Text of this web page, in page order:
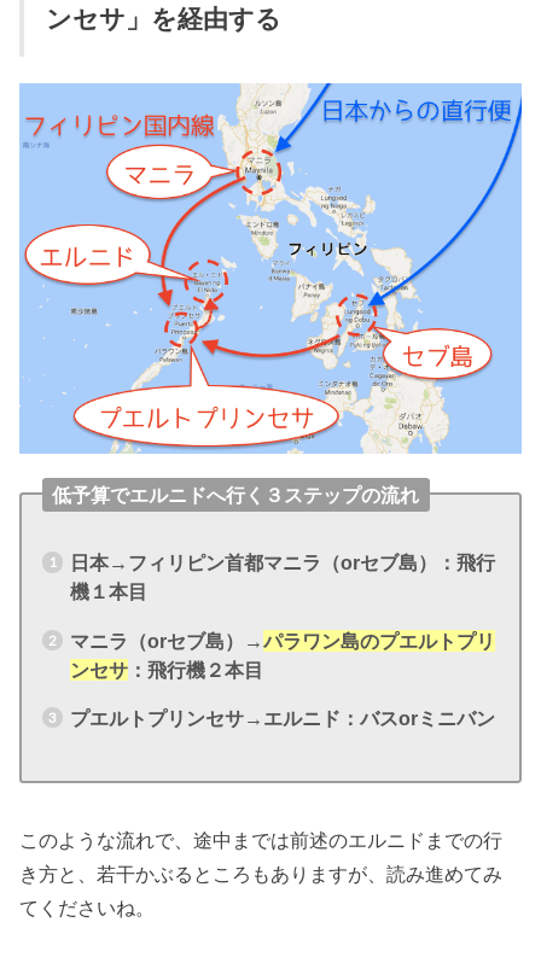
ンセサ」を経由する
低予算でエルニドへ行く３ステップの流れ
日本→フィリピン首都マニラ（orセブ島）：飛行
機１本目
マニラ（orセブ島）→パラワン島のプエルトプリ
ンセサ ：飛行機２本目
プエルトプリンセサ→エルニド：バスorミニバン
このような流れで、途中までは前述のエルニドまでの行
き方と、若干かぶるところもありますが、読み進めてみ
てくださいね。